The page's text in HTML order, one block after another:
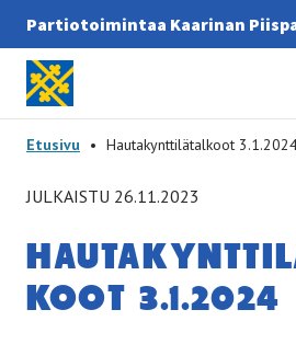
Partiotoimintaa Kaarinan
Etusivulle
-
Etusivu • Hautakynttilätalkoot
JULKAISTU 26.11.2023
KOOT 3.1.2024